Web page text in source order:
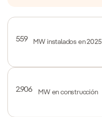
559 MW instalados en 2025
2.906 MW en construcción